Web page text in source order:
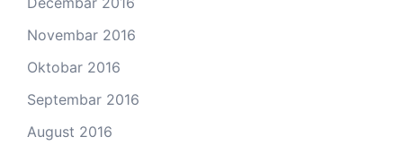
Novembar 2016
Oktobar 2016
Septembar 2016
August 2016